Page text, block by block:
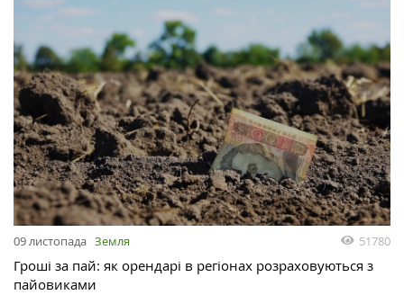
09 листопада Земля 51780
Гроші за пай: як орендарі в регіонах розраховуються з
пайовиками